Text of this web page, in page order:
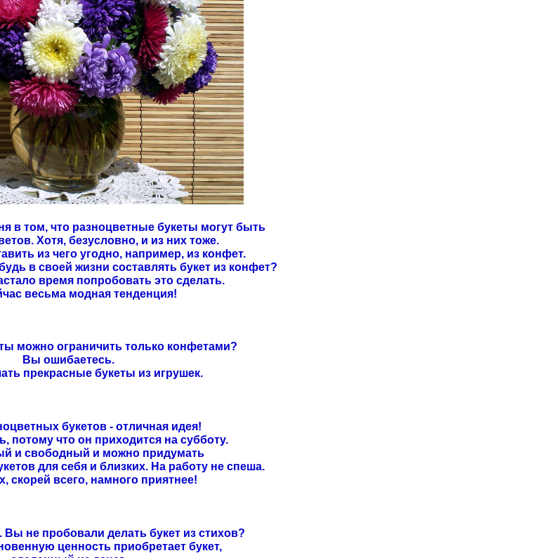
в том, что разноцветные букеты могут быть
Хотя, безусловно, и из них тоже.
из чего угодно, например, из конфет.
в своей жизни составлять букет из конфет?
время попробовать это сделать.
весьма модная тенденция!
можно ограничить только конфетами?
Вы ошибаетесь.
прекрасные букеты из игрушек.
букетов - отличная идея!
потому что он приходится на субботу.
и свободный и можно придумать
для себя и близких. На работу не спеша.
скорей всего, намного приятнее!
Вы не пробовали делать букет из стихов?
ценность приобретает букет,